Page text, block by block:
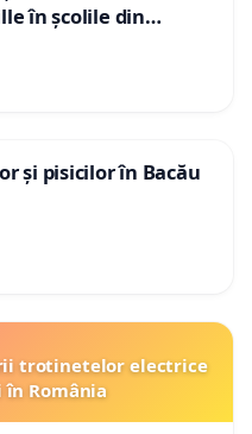
în școlile din
și pisicilor în Bacău
trotinetelor electrice
România